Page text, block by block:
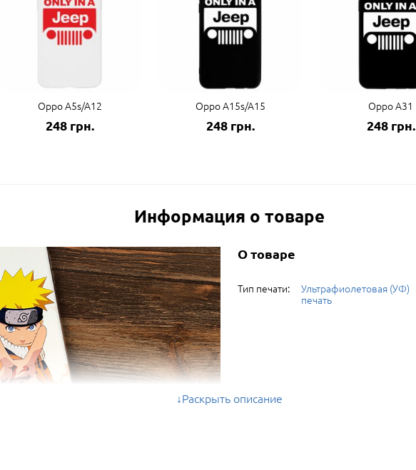
Oppo A5s/A12
248 грн.
Oppo A15s/A15
248 грн.
Oppo A31
248 грн.
Информация о товаре
О товаре
Тип печати:
Ультрафиолетовая (УФ)
печать
Раскрыть описание